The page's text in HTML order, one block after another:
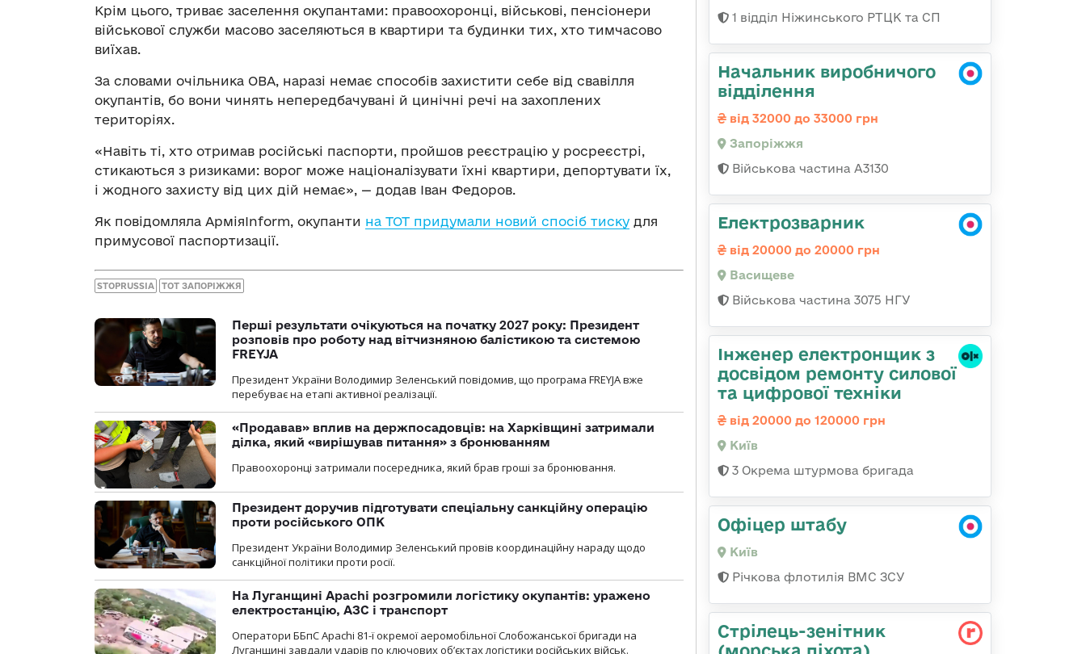
Крім цього, триває заселення окупантами: правоохоронці, військові, пенсіонери
військової служби масово заселяються в квартири та будинки тих, хто тимчасово
виїхав.
За словами очільника ОВА, наразі немає способів захистити себе від свавілля
окупантів, бо вони чинять непередбачувані й цинічні речі на захоплених
територіях.
«Навіть ті, хто отримав російські паспорти, пройшов реєстрацію у росреєстрі,
стикаються з ризиками: ворог може націоналізувати їхні квартири, депортувати їх,
і жодного захисту від цих дій немає», — додав Іван Федоров.
Як повідомляла АрміяInform, окупанти на ТОТ придумали новий спосіб тиску для
примусової паспортизації.
STOPRUSSIA ТОТ ЗАПОРІЖЖЯ
Перші результати очікуються на початку 2027 року: Президент
розповів про роботу над вітчизняною балістикою та системою
FREYJA
Президент України Володимир Зеленський повідомив, що програма FREYJA вже
перебуває на етапі активної реалізації.
«Продавав» вплив на держпосадовців: на Харківщині затримали
ділка, який «вирішував питання» з бронюванням
Правоохоронці затримали посередника, який брав гроші за бронювання.
Президент доручив підготувати спеціальну санкційну операцію
проти російського ОПК
Президент України Володимир Зеленський провів координаційну нараду щодо
санкційної політики проти росії.
На Луганщині Apachi розгромили логістику окупантів: уражено
електростанцію, АЗС і транспорт
Оператори ББпС Apachi 81-ї окремої аеромобільної Слобожанської бригади на
Луганщині завдали ударів по ключових об’єктах логістики російських військ.
1 відділ Ніжинського РТЦК та СП
Начальник виробничого
відділення
від 32000 до 33000 грн
Запоріжжя
Військова частина А3130
Електрозварник
від 20000 до 20000 грн
Васищеве
Військова частина 3075 НГУ
Інженер електронщик з
досвідом ремонту силової
та цифрової техніки
від 20000 до 120000 грн
Київ
3 Окрема штурмова бригада
Офіцер штабу
Київ
Річкова флотилія ВМС ЗСУ
Стрілець-зенітник
(морська піхота)